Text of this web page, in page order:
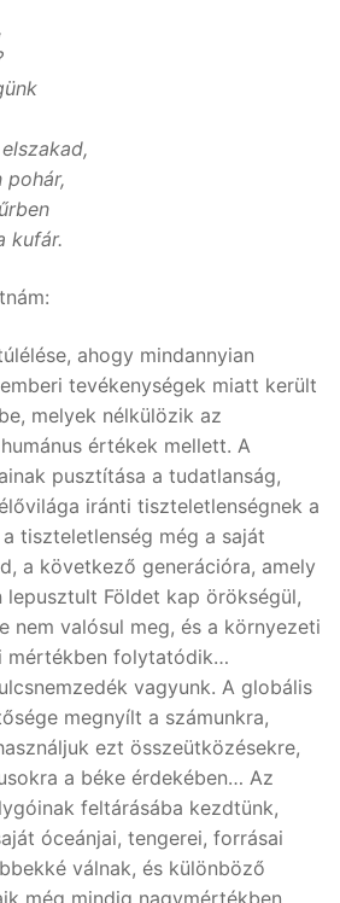
pohár,
kufár.
ahogy mindannyian
tevékenységek miatt került
melyek nélkülözik az
értékek mellett. A
pusztítása a tudatlanság,
iránti tiszteletlenségnek a
tiszteletlenség még a saját
a következő generációra, amely
lepusztult Földet kap örökségül,
nem valósul meg, és a környezeti
mértékben folytatódik…
vagyunk. A globális
megnyílt a számunkra,
ezt összeütközésekre,
a béke érdekében… Az
feltárásába kezdtünk,
óceánjai, tengerei, forrásai
válnak, és különböző
még mindig nagymértékben